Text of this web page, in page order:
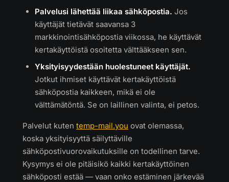
Palvelusi lähettää liikaa sähköpostia. Jos
käyttäjät tietävät saavansa 3
markkinointisähköpostia viikossa, he käyttävät
kertakäyttöistä osoitetta välttääkseen sen.
Yksityisyydestään huolestuneet käyttäjät.
Jotkut ihmiset käyttävät kertakäyttöistä
sähköpostia kaikkeen, mikä ei ole
välttämätöntä. Se on laillinen valinta, ei petos.
Palvelut kuten temp-mail.you ovat olemassa,
koska yksityisyyttä säilyttäville
sähköpostivuorovaikutuksille on todellinen tarve.
Kysymys ei ole pitäisikö kaikki kertakäyttöinen
sähköposti estää — vaan onko estäminen järkevää